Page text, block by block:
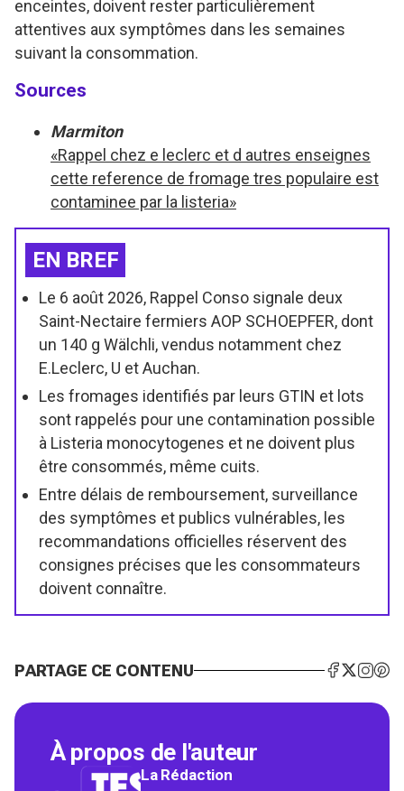
enceintes, doivent rester particulièrement
attentives aux symptômes dans les semaines
suivant la consommation.
Sources
Marmiton
«Rappel chez e leclerc et d autres enseignes
cette reference de fromage tres populaire est
contaminee par la listeria»
EN BREF
Le 6 août 2026, Rappel Conso signale deux
Saint-Nectaire fermiers AOP SCHOEPFER, dont
un 140 g Wälchli, vendus notamment chez
E.Leclerc, U et Auchan.
Les fromages identifiés par leurs GTIN et lots
sont rappelés pour une contamination possible
à Listeria monocytogenes et ne doivent plus
être consommés, même cuits.
Entre délais de remboursement, surveillance
des symptômes et publics vulnérables, les
recommandations officielles réservent des
consignes précises que les consommateurs
doivent connaître.
PARTAGE CE CONTENU
À propos de l'auteur
La Rédaction